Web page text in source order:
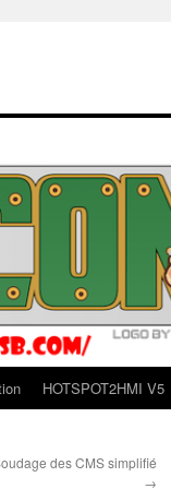
HOTSPOT2HMI V5
des CMS simplifié
→